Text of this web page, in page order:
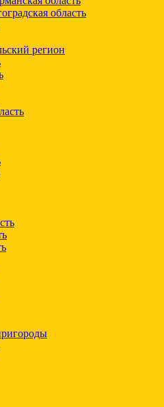
область
регион